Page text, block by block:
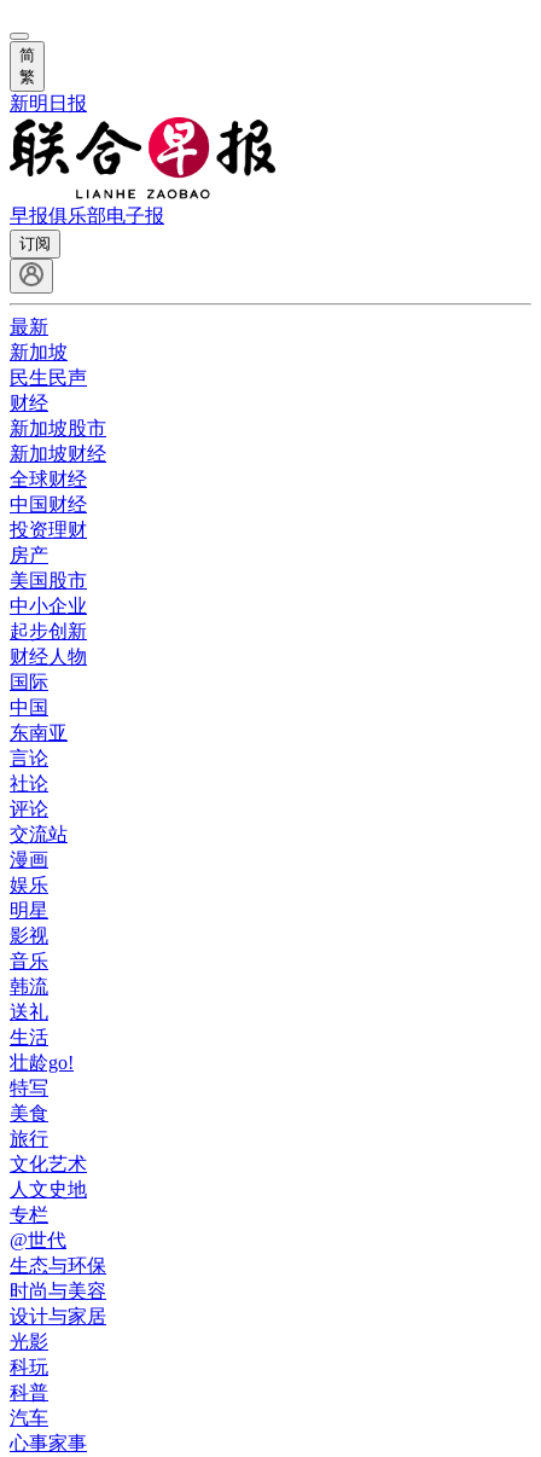
简
繁
新明日报
早报俱乐部电子报
订阅
最新
新加坡
民生民声
财经
新加坡股市
新加坡财经
全球财经
中国财经
投资理财
房产
美国股市
中小企业
起步创新
财经人物
国际
中国
东南亚
言论
社论
评论
交流站
漫画
娱乐
明星
影视
音乐
韩流
送礼
生活
壮龄go!
特写
美食
旅行
文化艺术
人文史地
专栏
@世代
生态与环保
时尚与美容
设计与家居
光影
科玩
科普
汽车
心事家事